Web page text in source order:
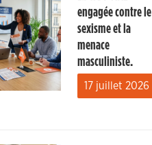
engagée contre le
sexisme et la
menace
masculiniste.
17 juillet 2026